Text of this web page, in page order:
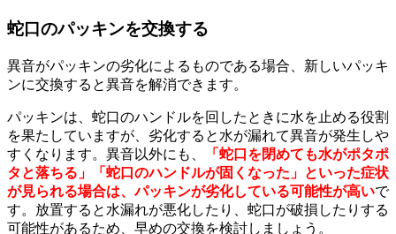
蛇口のパッキンを交換する
異音がパッキンの劣化によるものである場合、新しいパッキ
ンに交換すると異音を解消できます。
パッキンは、蛇口のハンドルを回したときに水を止める役割
を果たしていますが、劣化すると水が漏れて異音が発生しや
すくなります。異音以外にも、
「蛇口を閉めても水がポタポ
タと落ちる」「蛇口のハンドルが固くなった」といった症状
が見られる場合は、パッキンが劣化している可能性が高いで
す。放置すると水漏れが悪化したり、蛇口が破損したりする
可能性があるため、早めの交換を検討しましょう。